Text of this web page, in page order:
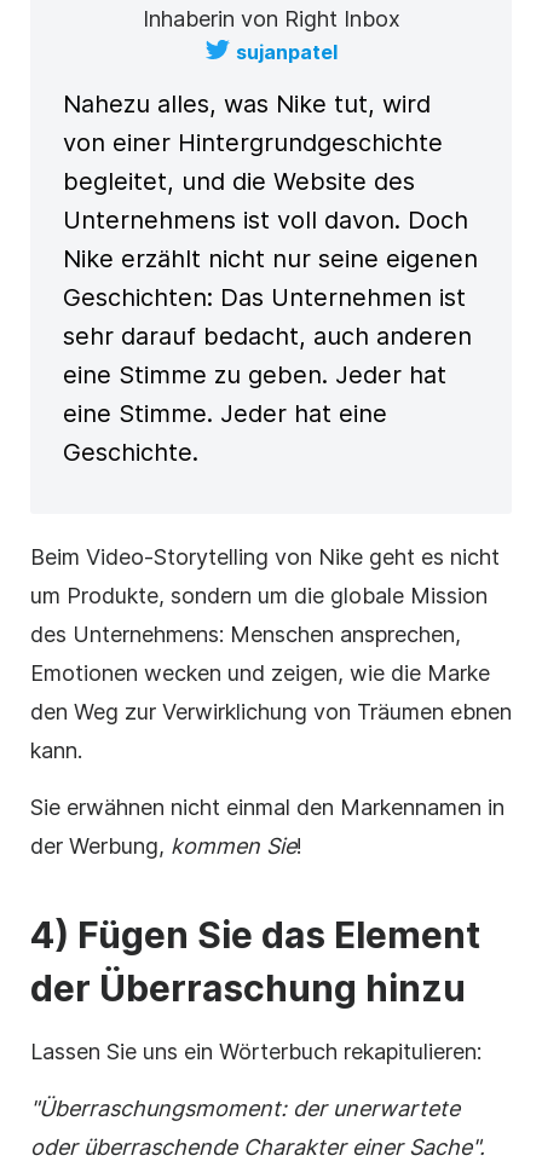
Inhaberin von Right Inbox
sujanpatel
Nahezu alles, was Nike tut, wird
von einer Hintergrundgeschichte
begleitet, und die Website des
Unternehmens ist voll davon. Doch
Nike erzählt nicht nur seine eigenen
Geschichten: Das Unternehmen ist
sehr darauf bedacht, auch anderen
eine Stimme zu geben. Jeder hat
eine Stimme. Jeder hat eine
Geschichte.
Beim Video-Storytelling von Nike geht es nicht
um Produkte, sondern um die globale Mission
des Unternehmens: Menschen ansprechen,
Emotionen wecken und zeigen, wie die Marke
den Weg zur Verwirklichung von Träumen ebnen
kann.
Sie erwähnen nicht einmal den Markennamen in
der Werbung, kommen Sie!
4) Fügen Sie das Element
der Überraschung hinzu
Lassen Sie uns ein Wörterbuch rekapitulieren:
"Überraschungsmoment: der unerwartete
oder überraschende Charaktereiner Sache".